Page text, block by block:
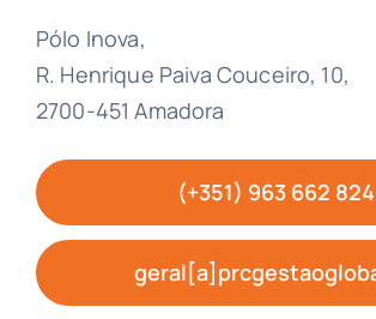
Pólo Inova,
R. Henrique Paiva Couceiro, 10,
2700-451 Amadora
(+351) 963 662 824